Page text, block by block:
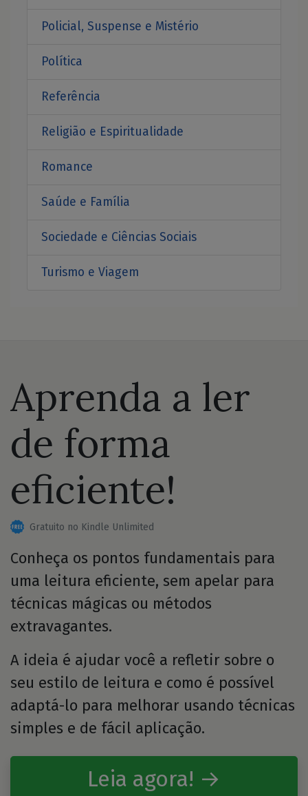
Policial, Suspense e Mistério
Política
Referência
Religião e Espiritualidade
Romance
Saúde e Família
Sociedade e Ciências Sociais
Turismo e Viagem
Aprenda a ler
de forma
eficiente!
Gratuito no Kindle Unlimited
Conheça os pontos fundamentais para
uma leitura eficiente, sem apelar para
técnicas mágicas ou métodos
extravagantes.
A ideia é ajudar você a refletir sobre o
seu estilo de leitura e como é possível
adaptá-lo para melhorar usando técnicas
simples e de fácil aplicação.
Leia agora! →